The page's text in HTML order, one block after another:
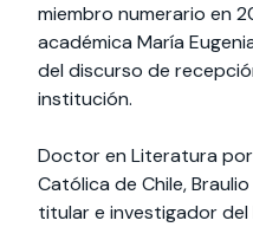
miembro numerario en
académica María
del discurso de
institución.
Doctor en Literatura
Católica de Chile,
titular e investigador